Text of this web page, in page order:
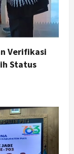
Verifikasi
Status